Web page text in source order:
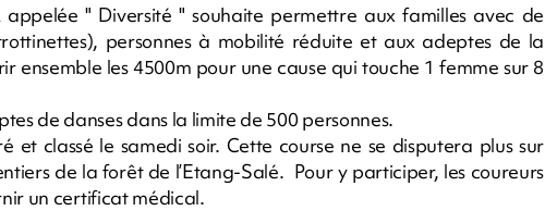
" Diversité " souhaite permettre aux familles avec de
personnes à mobilité réduite et aux adeptes de la
ensemble les 4500m pour une cause qui touche 1 femme sur 8
de danses dans la limite de 500 personnes.
et classé le samedi soir. Cette course ne se disputera plus sur
de la forêt de l’Etang-Salé. Pour y participer, les coureurs
un certificat médical.